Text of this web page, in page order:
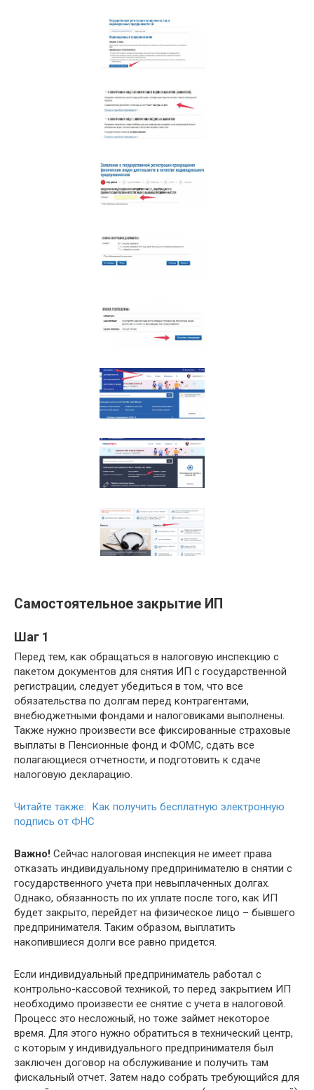
Самостоятельное закрытие ИП
Шаг 1
Перед тем, как обращаться в налоговую инспекцию с
пакетом документов для снятия ИП с государственной
регистрации, следует убедиться в том, что все
обязательства по долгам перед контрагентами,
внебюджетными фондами и налоговиками выполнены.
Также нужно произвести все фиксированные страховые
выплаты в Пенсионные фонд и ФОМС, сдать все
полагающиеся отчетности, и подготовить к сдаче
налоговую декларацию.
Читайте также: Как получить бесплатную электронную
подпись от ФНС
Важно! Сейчас налоговая инспекция не имеет права
отказать индивидуальному предпринимателю в снятии с
государственного учета при невыплаченных долгах.
Однако, обязанность по их уплате после того, как ИП
будет закрыто, перейдет на физическое лицо – бывшего
предпринимателя. Таким образом, выплатить
накопившиеся долги все равно придется.
Если индивидуальный предприниматель работал с
контрольно-кассовой техникой, то перед закрытием ИП
необходимо произвести ее снятие с учета в налоговой.
Процесс это несложный, но тоже займет некоторое
время. Для этого нужно обратиться в технический центр,
с которым у индивидуального предпринимателя был
заключен договор на обслуживание и получить там
фискальный отчет. Затем надо собрать требующийся для